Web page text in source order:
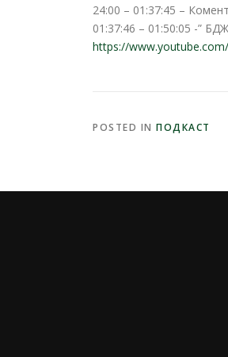
24:00 – 01:37:45 –
01:37:46 – 01:50:05 -”
https://www.youtube.com/
POSTED IN ПОДКАСТ